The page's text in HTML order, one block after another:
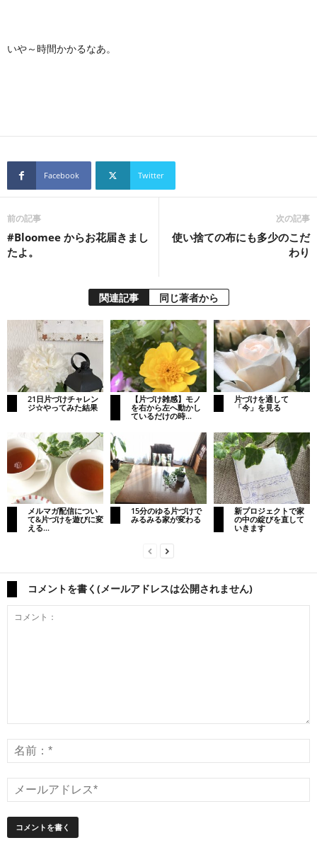
いや～時間かかるなあ。
Facebook Twitter
前の記事
#Bloomee からお花届きまし
たよ。
次の記事
使い捨ての布にも多少のこだ
わり
関連記事 同じ著者から
21日片づけチャレン
ジ☆やってみた結果
【片づけ雑感】モノ
を右から左へ動かし
ているだけの時...
片づけを通して
「今」を見る
メルマガ配信につい
て&片づけを遊びに変
える...
15分のゆる片づけで
みるみる家が変わる
新プロジェクトで家
の中の綻びを直して
いきます
コメントを書く(メールアドレスは公開されません)